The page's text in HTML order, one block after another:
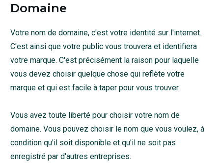
Domaine
Votre nom de domaine, c'est votre identité sur l'internet.
C'est ainsi que votre public vous trouvera et identifiera
votre marque. C'est précisément la raison pour laquelle
vous devez choisir quelque chose qui reflète votre
marque et qui est facile à taper pour vous trouver.
Vous avez toute liberté pour choisir votre nom de
domaine. Vous pouvez choisir le nom que vous voulez, à
condition qu'il soit disponible et qu'il ne soit pas
enregistré par d'autres entreprises.